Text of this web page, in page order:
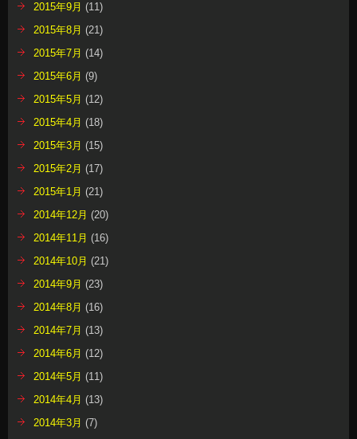
2015年9月 (11)
2015年8月 (21)
2015年7月 (14)
2015年6月 (9)
2015年5月 (12)
2015年4月 (18)
2015年3月 (15)
2015年2月 (17)
2015年1月 (21)
2014年12月 (20)
2014年11月 (16)
2014年10月 (21)
2014年9月 (23)
2014年8月 (16)
2014年7月 (13)
2014年6月 (12)
2014年5月 (11)
2014年4月 (13)
2014年3月 (7)